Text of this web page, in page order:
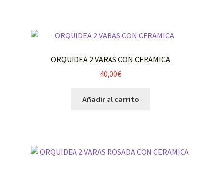
ORQUIDEA 2 VARAS CON CERAMICA
40,00€
Añadir al carrito